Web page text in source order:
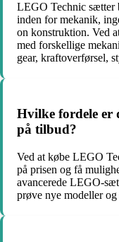
LEGO Technic sætter
inden for mekanik,
on konstruktion. Ved
med forskellige
gear, kraftoverførsel,
Hvilke fordele er
på tilbud?
Ved at købe LEGO
på prisen og få
avancerede LEGO-
prøve nye modeller